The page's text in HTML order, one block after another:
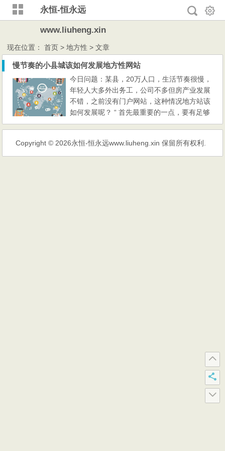
永恒-恒永远
www.liuheng.xin
现在位置：首页 > 地方性 > 文章
慢节奏的小县城该如何发展地方性网站
今日问题：某县，20万人口，生活节奏很慢，
年轻人大多外出务工，公司不多但房产业发展
不错，之前没有门户网站，这种情况地方站该
如何发展呢？ “ 首先最重要的一点，要有足够
的执行能力 这一点的意思是，你的站点能够
信息，这包括以下突破口。 1、房产信息 比如
楼盘开盘，可能各个楼盘一阵一阵的宣传。如
Copyright © 2026永恒-恒永远www.liuheng.xin 保留所有权利.